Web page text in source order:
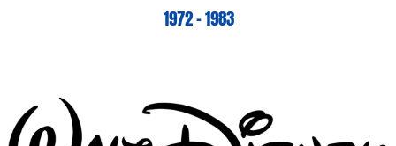
1972 – 1983